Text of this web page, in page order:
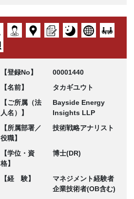
【登録No】
00001440
【名前】
タカギユウト
【ご所属（法
人名）】
Bayside Energy
Insights LLP
【所属部署／
役職】
技術戦略アナリスト
【学位・資
格】
博士(DR)
【経 験】
マネジメント経験者
企業技術者(OB含む)